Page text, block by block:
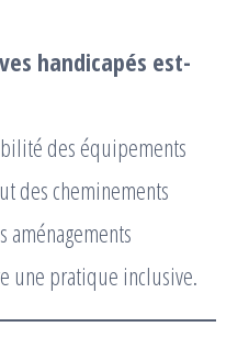
handicapés est-
des équipements
des cheminements
aménagements
une pratique inclusive.